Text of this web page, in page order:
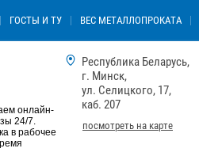
ГОСТЫ И ТУ ВЕС МЕТАЛЛОПРОКАТА
онлайн-
24/7.
в рабочее
Республика Беларусь,
г. Минск,
ул. Селицкого, 17,
каб. 207
посмотреть на карте